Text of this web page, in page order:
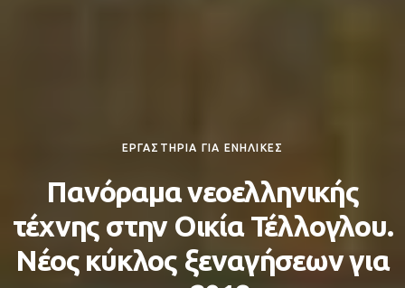
ΕΡΓΑΣΤΗΡΙΑ ΓΙΑ ΕΝΗΛΙΚΕΣ
Πανόραμα νεοελληνικής
τέχνης στην Οικία Τέλλογλου.
Νέος κύκλος ξεναγήσεων για